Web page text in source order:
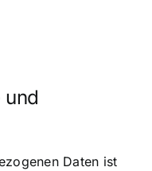
Daten ist